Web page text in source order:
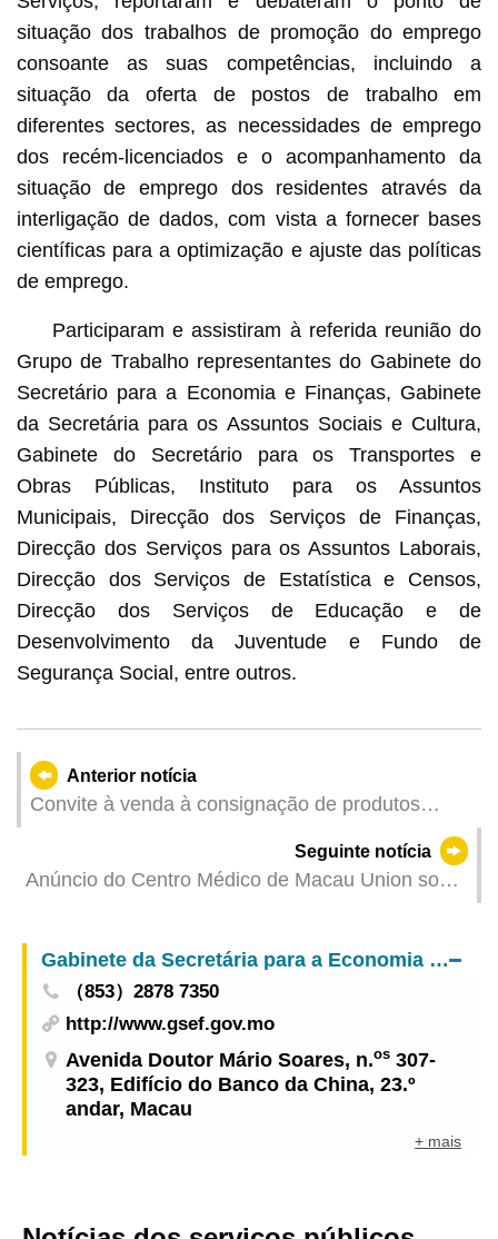
situação dos trabalhos de promoção do emprego
consoante as suas competências, incluindo a
situação da oferta de postos de trabalho em
diferentes sectores, as necessidades de emprego
dos recém-licenciados e o acompanhamento da
situação de emprego dos residentes através da
interligação de dados, com vista a fornecer bases
científicas para a optimização e ajuste das políticas
de emprego.
Participaram e assistiram à referida reunião do
Grupo de Trabalho representantes do Gabinete do
Secretário para a Economia e Finanças, Gabinete
da Secretária para os Assuntos Sociais e Cultura,
Gabinete do Secretário para os Transportes e
Obras Públicas, Instituto para os Assuntos
Municipais, Direcção dos Serviços de Finanças,
Direcção dos Serviços para os Assuntos Laborais,
Direcção dos Serviços de Estatística e Censos,
Direcção dos Serviços de Educação e de
Desenvolvimento da Juventude e Fundo de
Segurança Social, entre outros.
Anterior notícia
Convite à venda à consignação de produtos
culturais e criativos locais do Centro Ecuménico
Seguinte notícia
Anúncio do Centro Médico de Macau Union sobre
(Tung Ng)
Gabinete da Secretária para a Economia e Finanças
（853）2878 7350
http://www.gsef.gov.mo
Avenida Doutor Mário Soares, n.os 307-
323, Edifício do Banco da China, 23.º
andar, Macau
+ mais